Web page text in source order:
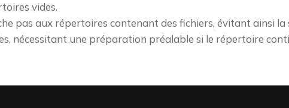
vides.
pas aux répertoires contenant des fichiers, évitant ainsi
nécessitant une préparation préalable si le répertoire